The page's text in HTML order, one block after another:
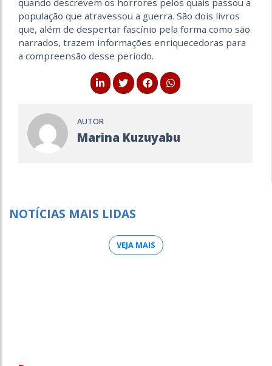
quando descrevem os horrores pelos quais passou a
população que atravessou a guerra. São dois livros
que, além de despertar fascínio pela forma como são
narrados, trazem informações enriquecedoras para
a compreensão desse período.
AUTOR
Marina Kuzuyabu
NOTÍCIAS MAIS LIDAS
VEJA MAIS